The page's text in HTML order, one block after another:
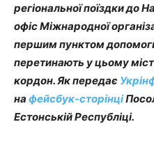
регіональної поїздки до
офіс Міжнародної
першим пунктом
перетинають у цьому
кордон. Як передає
на фейсбук-сторінці
Естонській Республіці.